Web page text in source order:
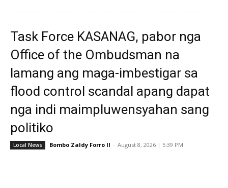
Task Force KASANAG, pabor nga
Office of the Ombudsman na
lamang ang maga-imbestigar sa
flood control scandal apang dapat
nga indi maimpluwensyahan sang
politiko
Local News Bombo Zaldy Forro II - August 8, 2026 | 5:39 PM